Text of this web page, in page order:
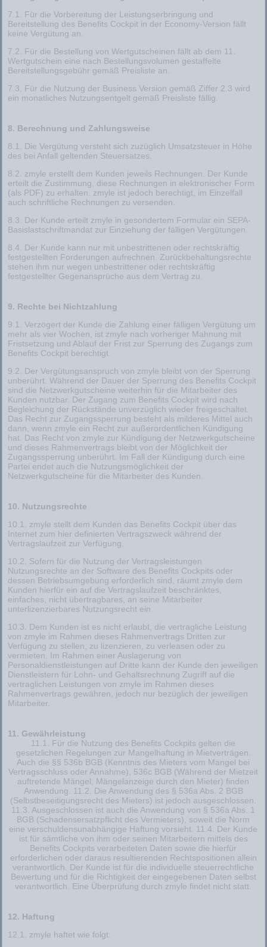
7.1. Für die Vorbereitung der Leistungserbringung und
Bereitstellung des Benefits Cockpit in der Economy-Version fällt
keine Vergütung an.
7.2. Für die Bestellung von Wertgutscheinen fällt ab dem 11.
Wertgutschein eine nach Bestellungsvolumen gestaffelte
Bereitstellungsgebühr gemäß Preisliste an.
7.3. Für die Nutzung der Business Version gemäß Ziffer 2.3 wird
ein monatliches Nutzungsentgelt gemäß Preisliste fällig.
8. Berechnung und Zahlungsweise
8.1. Die Vergütung versteht sich zuzüglich Umsatzsteuer in Höhe
des bei Anfall geltenden Steuersatzes.
8.2. zmyle erstellt dem Kunden jeweils Rechnungen. Der Kunde
erteilt die Zustimmung, diese Rechnungen in elektronischer Form
(als PDF) zu erhalten. zmyle ist jedoch berechtigt, im Einzelfall
auch schriftliche Rechnungen zu versenden.
8.3. Der Kunde erteilt zmyle in gesondertem Formular ein SEPA-
Basislastschriftmandat zur Einziehung der fälligen Vergütungen.
8.4. Der Kunde kann nur mit unbestrittenen oder rechtskräftig
festgestellten Forderungen aufrechnen. Zurückbehaltungsrechte
stehen ihm nur wegen unbestrittener oder rechtskräftig
festgestellter Gegenansprüche aus dem Vertrag zu.
9. Rechte bei Nichtzahlung
9.1. Verzögert der Kunde die Zahlung einer fälligen Vergütung um
mehr als vier Wochen, ist zmyle nach vorheriger Mahnung mit
Fristsetzung und Ablauf der Frist zur Sperrung des Zugangs zum
Benefits Cockpit berechtigt.
9.2. Der Vergütungsanspruch von zmyle bleibt von der Sperrung
unberührt. Während der Dauer der Sperrung des Benefits Cockpit
sind die Netzwerkgutscheine weiterhin für die Mitarbeiter des
Kunden nutzbar. Der Zugang zum Benefits Cockpit wird nach
Begleichung der Rückstände unverzüglich wieder freigeschaltet.
Das Recht zur Zugangssperrung besteht als milderes Mittel auch
dann, wenn zmyle ein Recht zur außerordentlichen Kündigung
hat. Das Recht von zmyle zur Kündigung der Netzwerkgutscheine
und dieses Rahmenvertrags bleibt von der Möglichkeit der
Zugangssperrung unberührt. Im Fall der Kündigung durch eine
Partei endet auch die Nutzungsmöglichkeit der
Netzwerkgutscheine für die Mitarbeiter des Kunden.
10. Nutzungsrechte
10.1. zmyle stellt dem Kunden das Benefits Cockpit über das
Internet zum hier definierten Vertragszweck während der
Vertragslaufzeit zur Verfügung.
10.2. Sofern für die Nutzung der Vertragsleistungen
Nutzungsrechte an der Software des Benefits Cockpits oder
dessen Betriebsumgebung erforderlich sind, räumt zmyle dem
Kunden hierfür ein auf die Vertragslaufzeit beschränktes,
einfaches, nicht übertragbares, an seine Mitarbeiter
unterlizenzierbares Nutzungsrecht ein.
10.3. Dem Kunden ist es nicht erlaubt, die vertragliche Leistung
von zmyle im Rahmen dieses Rahmenvertrags Dritten zur
Verfügung zu stellen, zu lizenzieren, zu verleasen oder zu
vermieten. Im Rahmen einer Auslagerung von
Personaldienstleistungen auf Dritte kann der Kunde den jeweiligen
Dienstleistern für Lohn- und Gehaltsrechnung Zugriff auf die
vertraglichen Leistungen von zmyle im Rahmen dieses
Rahmenvertrags gewähren, jedoch nur bezüglich der jeweiligen
Mitarbeiter.
11. Gewährleistung
11.1. Für die Nutzung des Benefits Cockpits gelten die
gesetzlichen Regelungen zur Mangelhaftung in Mietverträgen.
Auch die §§ 536b BGB (Kenntnis des Mieters vom Mangel bei
Vertragsschluss oder Annahme), 536c BGB (Während der Mietzeit
auftretende Mängel; Mängelanzeige durch den Mieter) finden
Anwendung. 11.2. Die Anwendung des § 536a Abs. 2 BGB
(Selbstbeseitigungsrecht des Mieters) ist jedoch ausgeschlossen.
11.3. Ausgeschlossen ist auch die Anwendung von § 536a Abs. 1
BGB (Schadensersatzpflicht des Vermieters), soweit die Norm
eine verschuldensunabhängige Haftung vorsieht. 11.4. Der Kunde
ist für sämtliche von ihm oder seinen Mitarbeitern mittels des
Benefits Cockpits verarbeiteten Daten sowie die hierfür
erforderlichen oder daraus resultierenden Rechtspositionen allein
verantwortlich. Der Kunde ist für die individuelle steuerrechtliche
Bewertung und für die Richtigkeit der eingegebenen Daten selbst
verantwortlich. Eine Überprüfung durch zmyle findet nicht statt.
12. Haftung
12.1. zmyle haftet wie folgt: